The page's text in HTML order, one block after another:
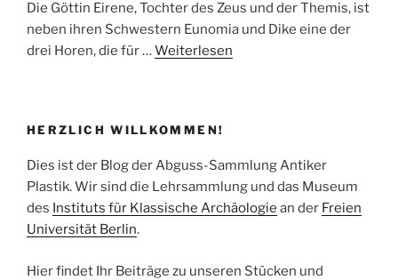
Die Göttin Eirene, Tochter des Zeus und der Themis, ist
neben ihren Schwestern Eunomia und Dike eine der
drei Horen, die für …Weiterlesen
HERZLICH WILLKOMMEN!
Dies ist der Blog der Abguss-Sammlung Antiker
Plastik. Wir sind die Lehrsammlung und das Museum
des Instituts für Klassische Archäologie an der Freien
Universität Berlin.
Hier findet Ihr Beiträge zu unseren Stücken und